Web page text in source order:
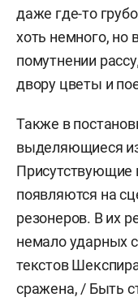
даже где-то
хоть немного, но
помутнении
двору цветы и
Также в
выделяющиеся
Присутствующие
появляются на
резонеров. В их
немало ударных
текстов
сражена, / Быть